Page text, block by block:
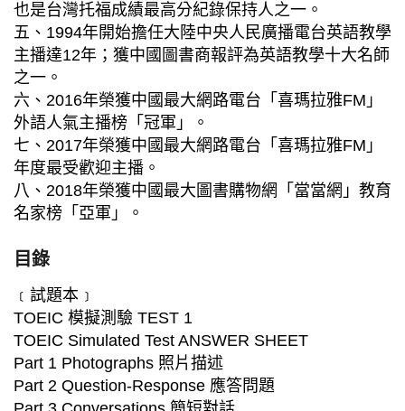
也是台灣托福成績最高分紀錄保持人之一。
五、1994年開始擔任大陸中央人民廣播電台英語教學
主播達12年；獲中國圖書商報評為英語教學十大名師
之一。
六、2016年榮獲中國最大網路電台「喜瑪拉雅FM」
外語人氣主播榜「冠軍」。
七、2017年榮獲中國最大網路電台「喜瑪拉雅FM」
年度最受歡迎主播。
八、2018年榮獲中國最大圖書購物網「當當網」教育
名家榜「亞軍」。
目錄
﹝試題本﹞
TOEIC 模擬測驗 TEST 1
TOEIC Simulated Test ANSWER SHEET
Part 1 Photographs 照片描述
Part 2 Question-Response 應答問題